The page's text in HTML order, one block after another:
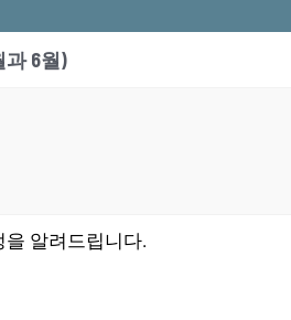
과 6월)
알려드립니다.